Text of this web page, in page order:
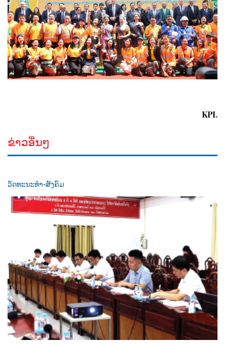
KPL
ຂ່າວອື່ນໆ
ວັດທະນະທຳ-ສັງຄົມ